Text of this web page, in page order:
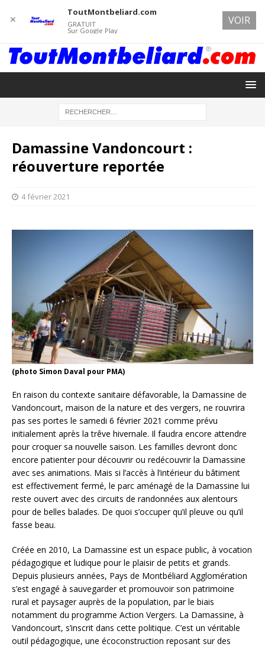
Damassine Vandoncourt :
réouverture reportée
4 février 2021
(photo Simon Daval pour PMA)
En raison du contexte sanitaire défavorable, la Damassine de
Vandoncourt, maison de la nature et des vergers, ne rouvrira
pas ses portes le samedi 6 février 2021 comme prévu
initialement après la trêve hivernale. Il faudra encore attendre
pour croquer sa nouvelle saison. Les familles devront donc
encore patienter pour découvrir ou redécouvrir la Damassine
avec ses animations. Mais si l’accès à l’intérieur du bâtiment
est effectivement fermé, le parc aménagé de la Damassine lui
reste ouvert avec des circuits de randonnées aux alentours
pour de belles balades. De quoi s’occuper qu’il pleuve ou qu’il
fasse beau.
Créée en 2010, La Damassine est un espace public, à vocation
pédagogique et ludique pour le plaisir de petits et grands.
Depuis plusieurs années, Pays de Montbéliard Agglomération
s’est engagé à sauvegarder et promouvoir son patrimoine
rural et paysager auprès de la population, par le biais
notamment du programme Action Vergers. La Damassine, à
Vandoncourt, s’inscrit dans cette politique. C’est un véritable
outil pédagogique, une écoconstruction reposant sur des
✕
ToutMontbeliard.com
GRATUIT
Sur Google Play
VOIR